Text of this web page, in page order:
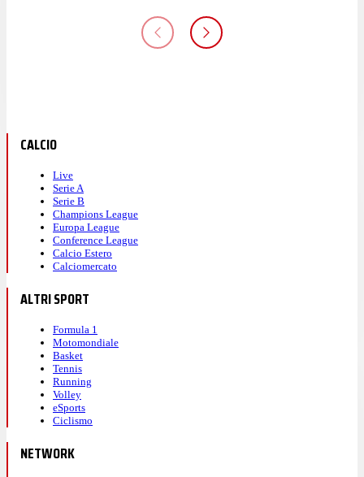
CALCIO
Live
Serie A
Serie B
Champions League
Europa League
Conference League
Calcio Estero
Calciomercato
ALTRI SPORT
Formula 1
Motomondiale
Basket
Tennis
Running
Volley
eSports
Ciclismo
NETWORK